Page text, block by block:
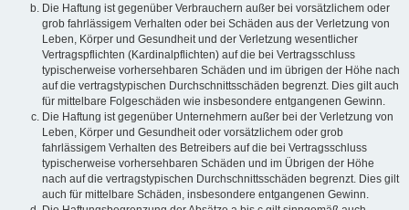
Die Haftung ist gegenüber Verbrauchern außer bei vorsätzlichem oder
grob fahrlässigem Verhalten oder bei Schäden aus der Verletzung von
Leben, Körper und Gesundheit und der Verletzung wesentlicher
Vertragspflichten (Kardinalpflichten) auf die bei Vertragsschluss
typischerweise vorhersehbaren Schäden und im übrigen der Höhe nach
auf die vertragstypischen Durchschnittsschäden begrenzt. Dies gilt auch
für mittelbare Folgeschäden wie insbesondere entgangenen Gewinn.
Die Haftung ist gegenüber Unternehmern außer bei der Verletzung von
Leben, Körper und Gesundheit oder vorsätzlichem oder grob
fahrlässigem Verhalten des Betreibers auf die bei Vertragsschluss
typischerweise vorhersehbaren Schäden und im Übrigen der Höhe
nach auf die vertragstypischen Durchschnittsschäden begrenzt. Dies gilt
auch für mittelbare Schäden, insbesondere entgangenen Gewinn.